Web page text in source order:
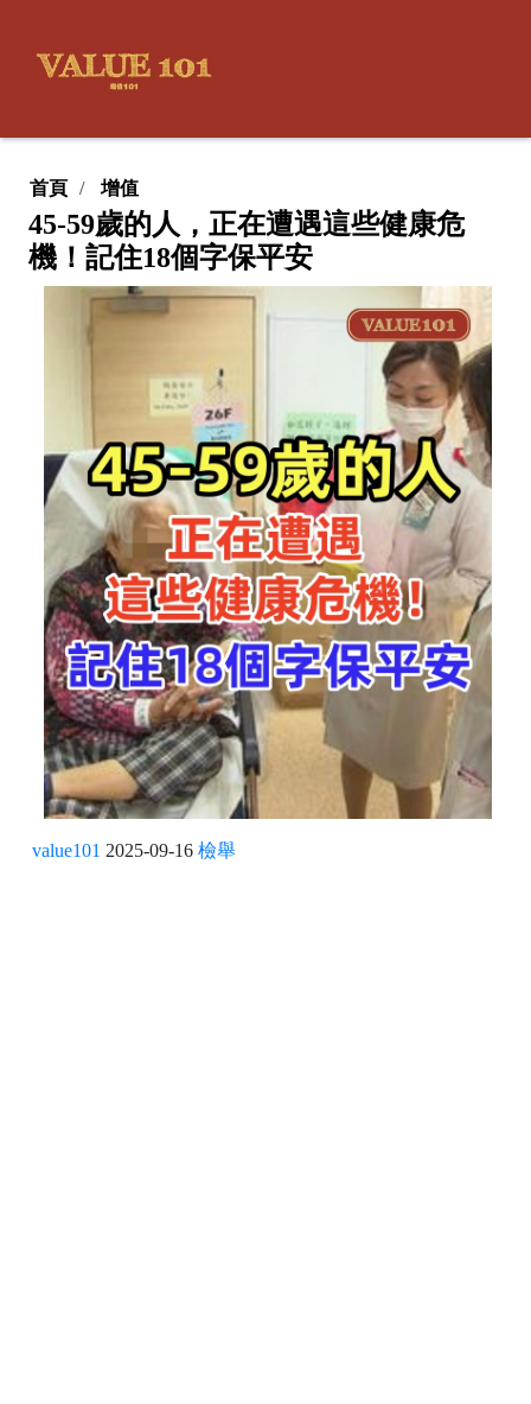
首頁 增值
45-59歲的人，正在遭遇這些健康危
機！記住18個字保平安
value101 2025-09-16 檢舉